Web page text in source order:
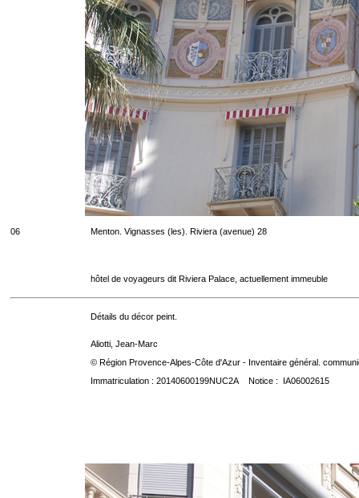
06 Menton. Vignasses (les). Riviera (avenue) 28
hôtel de voyageurs dit Riviera Palace, actuellement immeuble
Détails du décor peint.
Aliotti, Jean-Marc
© Région Provence-Alpes-Côte d'Azur - Inventaire général.
Immatriculation : 20140600199NUC2A Notice : IA06002615